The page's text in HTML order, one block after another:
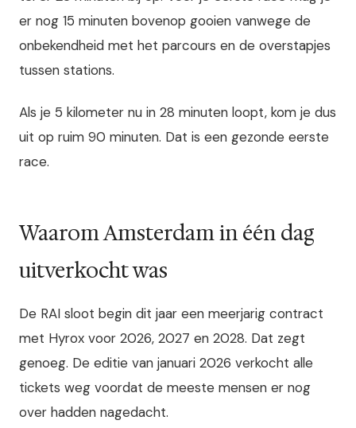
er nog 15 minuten bovenop gooien vanwege de
onbekendheid met het parcours en de overstapjes
tussen stations.
Als je 5 kilometer nu in 28 minuten loopt, kom je dus
uit op ruim 90 minuten. Dat is een gezonde eerste
race.
Waarom Amsterdam in één dag
uitverkocht was
De RAI sloot begin dit jaar een meerjarig contract
met Hyrox voor 2026, 2027 en 2028. Dat zegt
genoeg. De editie van januari 2026 verkocht alle
tickets weg voordat de meeste mensen er nog
over hadden nagedacht.